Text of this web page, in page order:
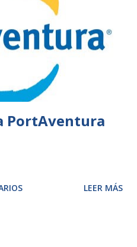
PortAventura
LEER MÁS